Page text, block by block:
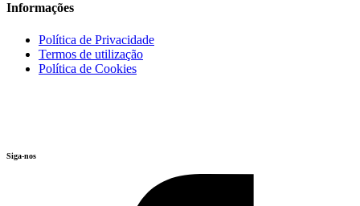
Informações
Política de Privacidade
Termos de utilização
Política de Cookies
Siga-nos